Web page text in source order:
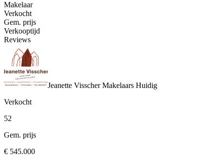
Makelaar
Verkocht
Gem. prijs
Verkooptijd
Reviews
Jeanette Visscher Makelaars Huidig
Verkocht
52
Gem. prijs
€ 545.000